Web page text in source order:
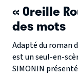
« Oreille
des mots
Adapté du roman
est un seul-en-
SIMONIN présenté au Théâtre de La Huchette .